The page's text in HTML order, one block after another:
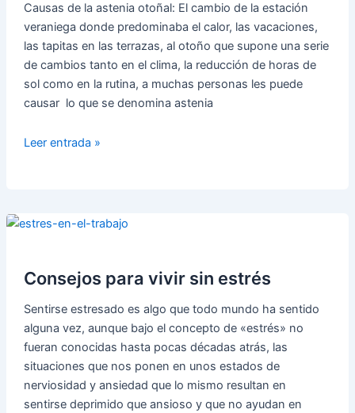
Causas de la astenia otoñal: El cambio de la estación
veraniega donde predominaba el calor, las vacaciones,
las tapitas en las terrazas, al otoño que supone una serie
de cambios tanto en el clima, la reducción de horas de
sol como en la rutina, a muchas personas les puede
causar lo que se denomina astenia
Depresión
Causas,
como
Leer entrada »
Consejos para vivir sin estrés
Sentirse estresado es algo que todo mundo ha sentido
alguna vez, aunque bajo el concepto de «estrés» no
fueran conocidas hasta pocas décadas atrás, las
situaciones que nos ponen en unos estados de
nerviosidad y ansiedad que lo mismo resultan en
sentirse deprimido que ansioso y que no ayudan en